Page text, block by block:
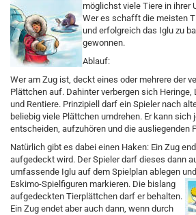
möglichst viele Tiere in ihrer
Wer es schafft die meisten
und erfolgreich das Iglu zu
gewonnen.
Ablauf:
Wer am Zug ist, deckt eines oder mehrere der
Plättchen auf. Dahinter verbergen sich Heringe,
und Rentiere. Prinzipiell darf ein Spieler nach
beliebig viele Plättchen umdrehen. Er kann sich
entscheiden, aufzuhören und die ausliegenden
Natürlich gibt es dabei einen Haken: Ein Zug
aufgedeckt wird. Der Spieler darf dieses dann
umfassende Iglu auf dem Spielplan ablegen
Eskimo-Spielfiguren markieren. Die bislang
aufgedeckten Tierplättchen darf er behalten.
Ein Zug endet aber auch dann, wenn durch